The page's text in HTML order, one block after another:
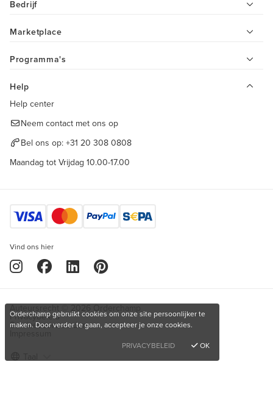
Bedrijf
Marketplace
Programma's
Help
Help center
Neem contact met ons op
Bel ons op: +31 20 308 0808
Maandag tot Vrijdag 10.00-17.00
Vind ons hier
Auteursrecht © 2026 Orderchamp
Privacybeleid
Servicevoorwaarden
Orderchamp gebruikt cookies om onze site persoonlijker te
maken. Door verder te gaan, accepteer je onze cookies.
PRIVACYBELEID
OK